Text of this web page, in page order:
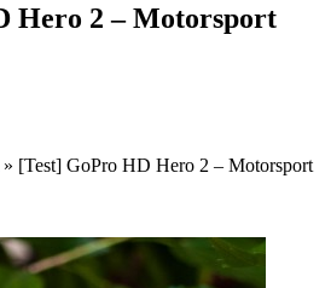
Hero 2 – Motorsport
» [Test] GoPro HD Hero 2 – Motorsport